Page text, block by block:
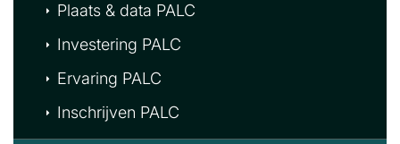
Plaats & data PALC
Investering PALC
Ervaring PALC
Inschrijven PALC